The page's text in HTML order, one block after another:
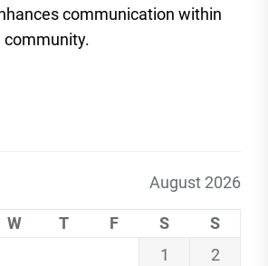
communication within
community.
August 2026
W T F S
S
1
2